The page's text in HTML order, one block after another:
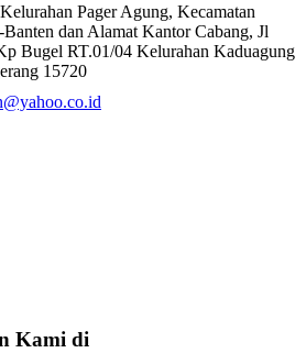
Pager Agung, Kecamatan
dan Alamat Kantor Cabang, Jl
Bugel RT.01/04 Kelurahan Kaduagung
15720
Kami di